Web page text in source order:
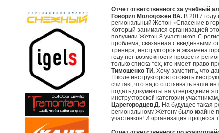
Отчёт ответственного за учебный
Говорил Молодожён ВА. В 2017
региональный Жетон «Спасение в
Который занимался организацией
получили Жетон 8 участников. С
проблема, связанная с введёнными
тренера, инструкторов и
году нет возможности провести
только списка тех, кто имеет право
Тимошенко ТИ. Хочу заметить, что
Школе инструкторов готовить
считаю, что надо отстаивать наши
подать документы на утверждение
инструкторской категории
Царегородцев Д. На будущее такая
региональному Жетону было крайне
участников! И организация процесса